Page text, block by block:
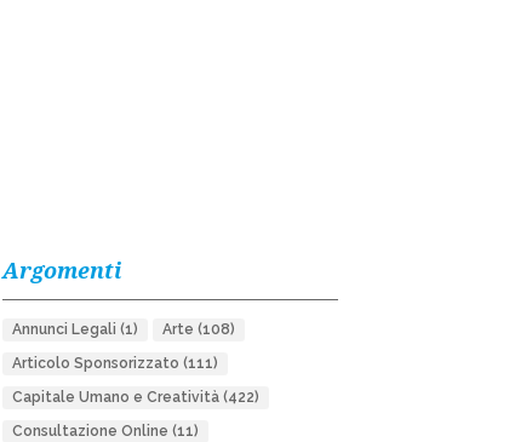
Argomenti
Annunci Legali (1) Arte (108)
Articolo Sponsorizzato (111)
Capitale Umano e Creatività(422)
Consultazione Online (11)